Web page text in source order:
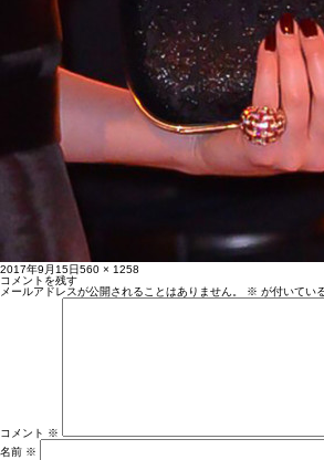
投
稿
日:
2017年9月15日フ
サ
イ
560 × 1258
コメントを残す
メールアドレスが公開されることはありません。
※ が付いてい
コメント ※
名前 ※